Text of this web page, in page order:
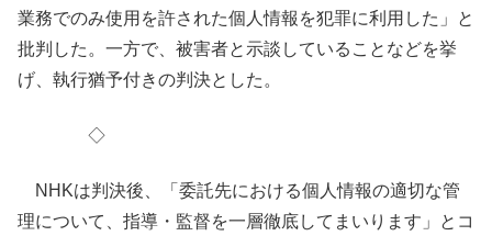
業務でのみ使用を許された個人情報を犯罪に利用した」と
批判した。一方で、被害者と示談していることなどを挙
げ、執行猶予付きの判決とした。
◇
NHKは判決後、「委託先における個人情報の適切な管
理について、指導・監督を一層徹底してまいります」とコ